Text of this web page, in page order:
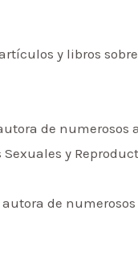
y libros
de
y
de